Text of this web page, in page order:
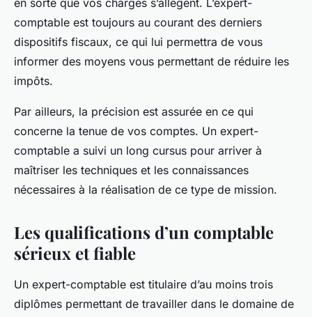
en sorte que vos charges s’allègent. L’expert-
comptable est toujours au courant des derniers
dispositifs fiscaux, ce qui lui permettra de vous
informer des moyens vous permettant de réduire les
impôts.
Par ailleurs, la précision est assurée en ce qui
concerne la tenue de vos comptes. Un expert-
comptable a suivi un long cursus pour arriver à
maîtriser les techniques et les connaissances
nécessaires à la réalisation de ce type de mission.
Les qualifications d’un comptable
sérieux et fiable
Un expert-comptable est titulaire d’au moins trois
diplômes permettant de travailler dans le domaine de